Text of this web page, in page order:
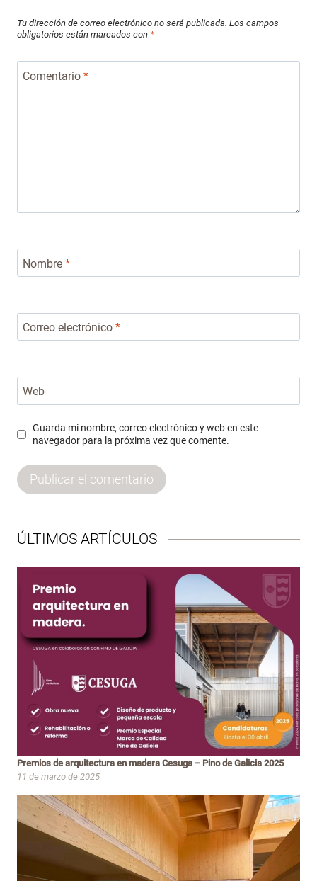
Tu dirección de correo electrónico no será publicada. Los campos
obligatorios están marcados con *
Comentario *
Nombre *
Correo electrónico *
Web
Guarda mi nombre, correo electrónico y web en este
navegador para la próxima vez que comente.
ÚLTIMOS ARTÍCULOS
Premios de arquitectura en madera Cesuga – Pino de Galicia 2025
11 de marzo de 2025